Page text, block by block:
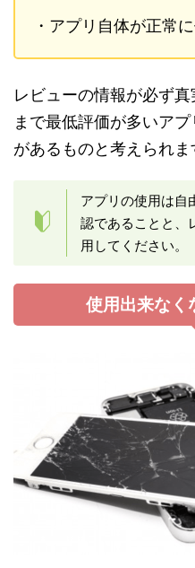
・アプリ自体が正常
レビューの情報が必ず
まで最低評価が多いア
があるものと考えられま
アプリの使用は自
認であることと、
用してください。
使用出来なく